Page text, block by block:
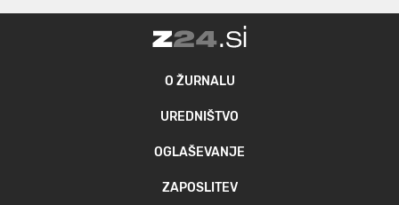
O ŽURNALU
UREDNIŠTVO
OGLAŠEVANJE
ZAPOSLITEV